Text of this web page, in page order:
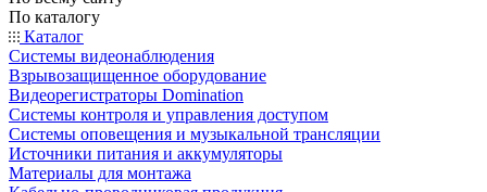
По каталогу
Каталог
Системы видеонаблюдения
Взрывозащищенное оборудование
Видеорегистраторы Domination
Системы контроля и управления доступом
Системы оповещения и музыкальной трансляции
Источники питания и аккумуляторы
Материалы для монтажа